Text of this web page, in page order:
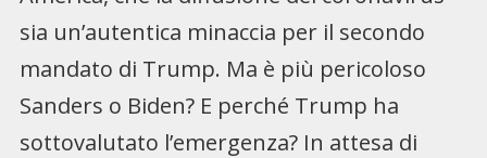
sia un’autentica minaccia per il secondo
mandato di Trump. Ma è più pericoloso
Sanders o Biden? E perché Trump ha
sottovalutato l’emergenza? In attesa di